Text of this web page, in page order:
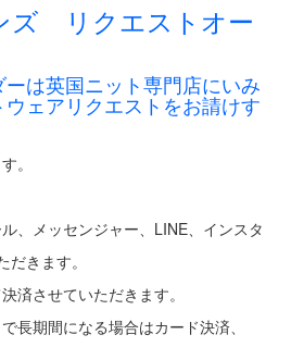
ズ リクエストオー
ーは英国ニット専門店にいみ
ェアリクエストをお請けす
。
、メッセンジャー、LINE、インスタ
きます。
済させていただきます。
長期間になる場合はカード決済、